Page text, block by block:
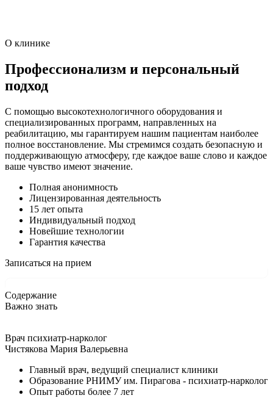
О клинике
Профессионализм и персональный
подход
С помощью высокотехнологичного оборудования и
специализированных программ, направленных на
реабилитацию, мы гарантируем нашим пациентам наиболее
полное восстановление. Мы стремимся создать безопасную и
поддерживающую атмосферу, где каждое ваше слово и каждое
ваше чувство имеют значение.
Полная анонимность
Лицензированная деятельность
15 лет опыта
Индивидуальный подход
Новейшие технологии
Гарантия качества
Записаться на прием
Содержание
Важно знать
Врач психиатр-нарколог
Чистякова Мария Валерьевна
Главный врач, ведущий специалист клиники
Образование РНИМУ им. Пирагова - психиатр-нарколог
Опыт работы более 7 лет